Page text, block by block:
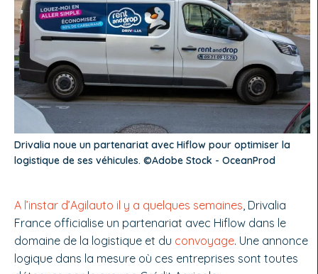
Drivalia noue un partenariat avec Hiflow pour optimiser la
logistique de ses véhicules. ©Adobe Stock - OceanProd
A l’instar d’Agilauto il y a quelques semaines , Drivalia
France officialise un partenariat avec Hiflow dans le
domaine de la logistique et du convoyage. Une annonce
logique dans la mesure où ces entreprises sont toutes